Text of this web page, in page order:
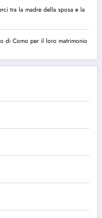
tra la madre della sposa e la
di Como per il loro matrimonio